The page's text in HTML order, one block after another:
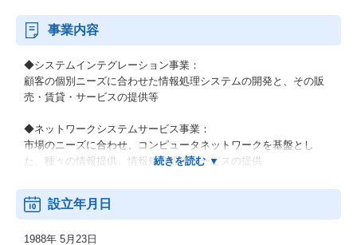
事業内容
◆システムインテグレーション事業：
顧客の個別ニーズに合わせた情報処理システムの開発と、その販
売・賃貸・サービスの提供等
◆ネットワークシステムサービス事業：
市場のニーズに合わせ、コンピュータネットワークを基盤とし
た、種々の情報提供、情報処理等のサービスの提供
◆その他の事業：
顧客の経営上の問題点に係わる調査・分析、情報処理システムの
設立年月日
1988年 5月23日